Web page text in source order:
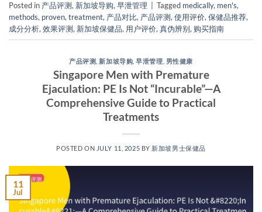
Posted in 产品评测, 新加坡导购,早泄管理 Tagged medically, men's,
methods, proven,treatment, 产品对比, 产品评测,使用评价,保健品推荐,
成分分析,效果评测, 新加坡保健品, 用户评价,真伪辨别, 购买指南
产品评测 ,新加坡导购 ,早泄管理 男性健康
Singapore Men with Premature
Ejaculation: PE Is Not “Incurable”—A
Comprehensive Guide to Practical
Treatments
POSTED ON JULY 11, 2025 BY 新加坡男士保健品
11
Jul